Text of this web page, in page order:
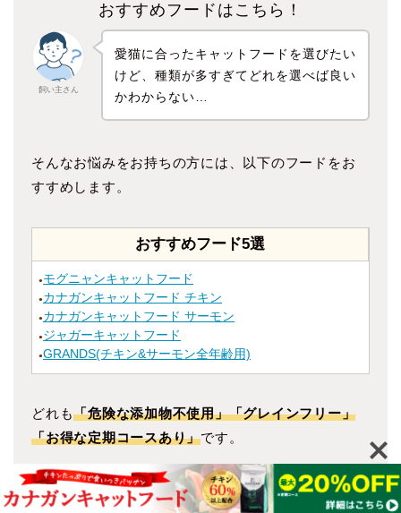
おすすめフードはこちら！
飼い主さん
愛猫に合ったキャットフードを選びたい
けど、種類が多すぎてどれを選べば良い
かわからない…
そんなお悩みをお持ちの方には、以下のフードをお
すすめします。
おすすめフード5選
● モグニャンキャットフード
● カナガンキャットフード チキン
● カナガンキャットフード サーモン
● ジャガーキャットフード
●GRANDS(チキン&サーモン全年齢用)
どれも「危険な添加物不使用」「グレインフリー」
「お得な定期コースあり」です。
おすすめフード5選を見る